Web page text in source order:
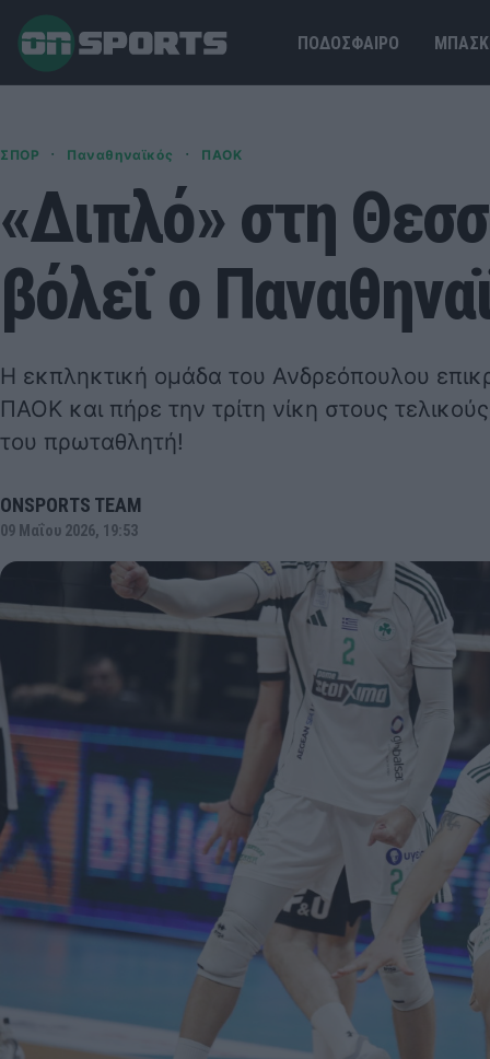
ΠΟΔΟΣΦΑΙΡΟ
ΣΠΟΡ · Παναθηναϊκός · ΠΑΟΚ
«Διπλό» στη
βόλεϊ ο
Η εκπληκτική ομάδα του Ανδρεόπουλου
ΠΑΟΚ και πήρε την τρίτη νίκη στους
του πρωταθλητή!
ONSPORTS TEAM
09 Μαΐου 2026, 19:53